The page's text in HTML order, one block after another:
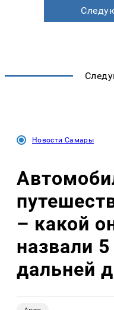
Новости Самары
– какой
назвали
дальней